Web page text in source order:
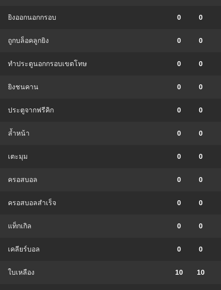
ยิงออกนอกกรอบ 0 0
ถูกบล็อคลูกยิง 0 0
ทำประตูนอกกรอบเขตโทษ 0 0
ยิงชนคาน 0 0
ประตูจากฟรีคิก 0 0
ล้ำหน้า 0 0
เตะมุม 0 0
ครอสบอล 0 0
ครอสบอลสำเร็จ 0 0
แท็กเกิล 0 0
เคลียร์บอล 0 0
ใบเหลือง 10 10